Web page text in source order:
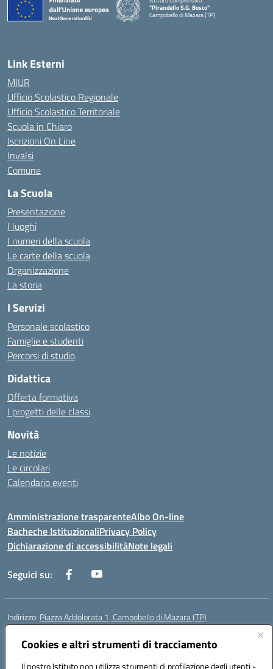
Cookies e altri strumenti di tracciamento
Il nostro Istituto non utilizza strumenti di profilazione degli utenti -
"Pirandello S.G. Bosco"
Campobello di Mazara (TP)
Link Esterni
MIUR
Ufficio Scolastico Regionale
Ufficio Scolastico Territoriale
Scuola in Chiaro
Iscrizioni On Line
Invalsi
Comune
La Scuola
Presentazione
I luoghi
I numeri della scuola
Le carte della scuola
Organizzazione
La storia
I Servizi
Personale scolastico
Famiglie e studenti
Percorsi di studio
Didattica
Offerta formativa
I progetti delle classi
Novità
Le notizie
Le circolari
Calendario eventi
Amministrazione trasparenteAlbo On-line
Bacheche IstituzionaliPrivacy Policy
Dichiarazione di accessibilitàNote legali
Seguici su:
Indirizzo: Piazza Addolorata 1, Campobello di Mazara (TP)
Centralino:092447674 Email:tpic81800e@istruzione.it
Posta elettronica certificata (PEC):tpic81800e@pec.istruzione.it
Codice fiscale: 81000910810